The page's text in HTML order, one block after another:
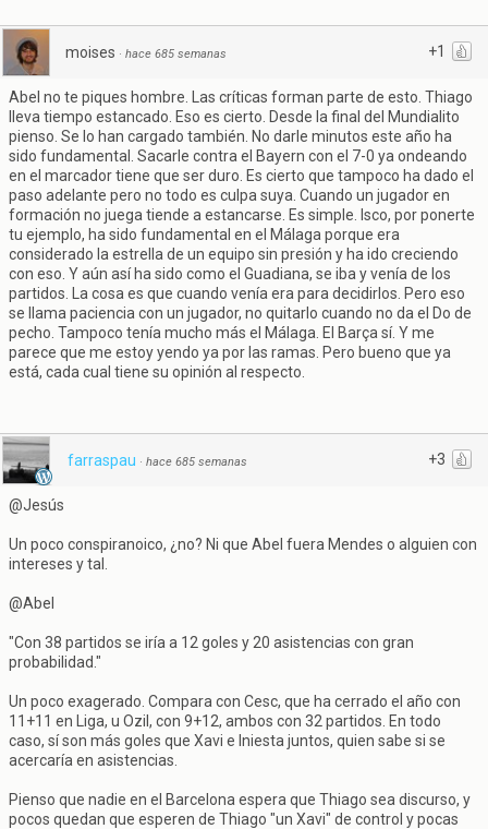
+1
moises · hace 685 semanas
Abel no te piques hombre. Las críticas forman parte de esto. Thiago
lleva tiempo estancado. Eso es cierto. Desde la final del Mundialito
pienso. Se lo han cargado también. No darle minutos este año ha
sido fundamental. Sacarle contra el Bayern con el 7-0 ya ondeando
en el marcador tiene que ser duro. Es cierto que tampoco ha dado el
paso adelante pero no todo es culpa suya. Cuando un jugador en
formación no juega tiende a estancarse. Es simple. Isco, por ponerte
tu ejemplo, ha sido fundamental en el Málaga porque era
considerado la estrella de un equipo sin presión y ha ido creciendo
con eso. Y aún así ha sido como el Guadiana, se iba y venía de los
partidos. La cosa es que cuando venía era para decidirlos. Pero eso
se llama paciencia con un jugador, no quitarlo cuando no da el Do de
pecho. Tampoco tenía mucho más el Málaga. El Barça sí. Y me
parece que me estoy yendo ya por las ramas. Pero bueno que ya
está, cada cual tiene su opinión al respecto.
+3
farraspau · hace 685 semanas
@Jesús
Un poco conspiranoico, ¿no? Ni que Abel fuera Mendes o alguien con
intereses y tal.
@Abel
"Con 38 partidos se iría a 12 goles y 20 asistencias con gran
probabilidad."
Un poco exagerado. Compara con Cesc, que ha cerrado el año con
11+11 en Liga, u Ozil, con 9+12, ambos con 32 partidos. En todo
caso, sí son más goles que Xavi e Iniesta juntos, quien sabe si se
acercaría en asistencias.
Pienso que nadie en el Barcelona espera que Thiago sea discurso, y
pocos quedan que esperen de Thiago "un Xavi" de control y pocas